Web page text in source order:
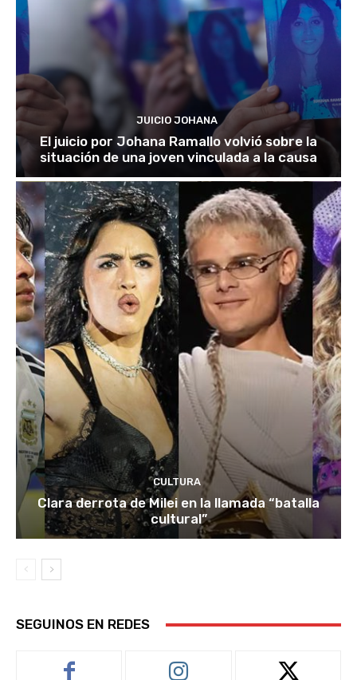
JUICIO JOHANA
El juicio por Johana Ramallo volvió sobre la
situación de una joven vinculada a la causa
CULTURA
Clara derrota de Milei en la llamada “batalla
cultural”
SEGUINOS EN REDES